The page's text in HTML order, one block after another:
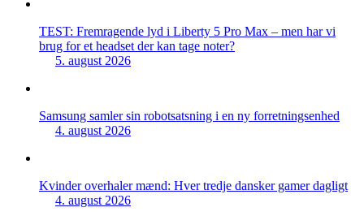
TEST: Fremragende lyd i Liberty 5 Pro Max – men har vi
brug for et headset der kan tage noter?
5. august 2026
Samsung samler sin robotsatsning i en ny forretningsenhed
4. august 2026
Kvinder overhaler mænd: Hver tredje dansker gamer dagligt
4. august 2026